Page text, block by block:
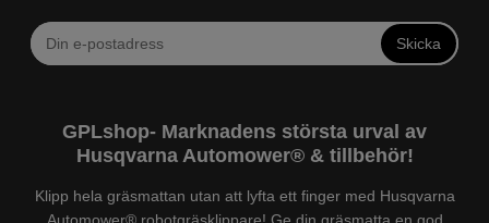
Skicka
GPLshop- Marknadens största urval av
Husqvarna Automower® & tillbehör!
Klipp hela gräsmattan utan att lyfta ett finger med Husqvarna